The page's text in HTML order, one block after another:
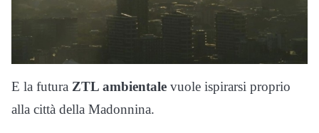
E la futura ZTL ambientale vuole ispirarsi proprio
alla città della Madonnina.